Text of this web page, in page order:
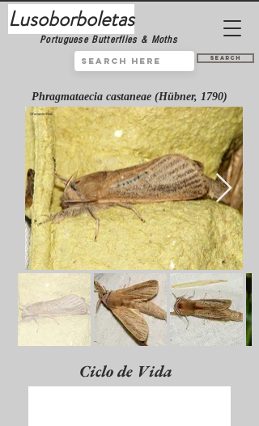
Lusoborboletas
Portuguese Butterflies & Moths
Search
Phragmataecia castaneae (Hübner, 1790)
Ciclo de Vida